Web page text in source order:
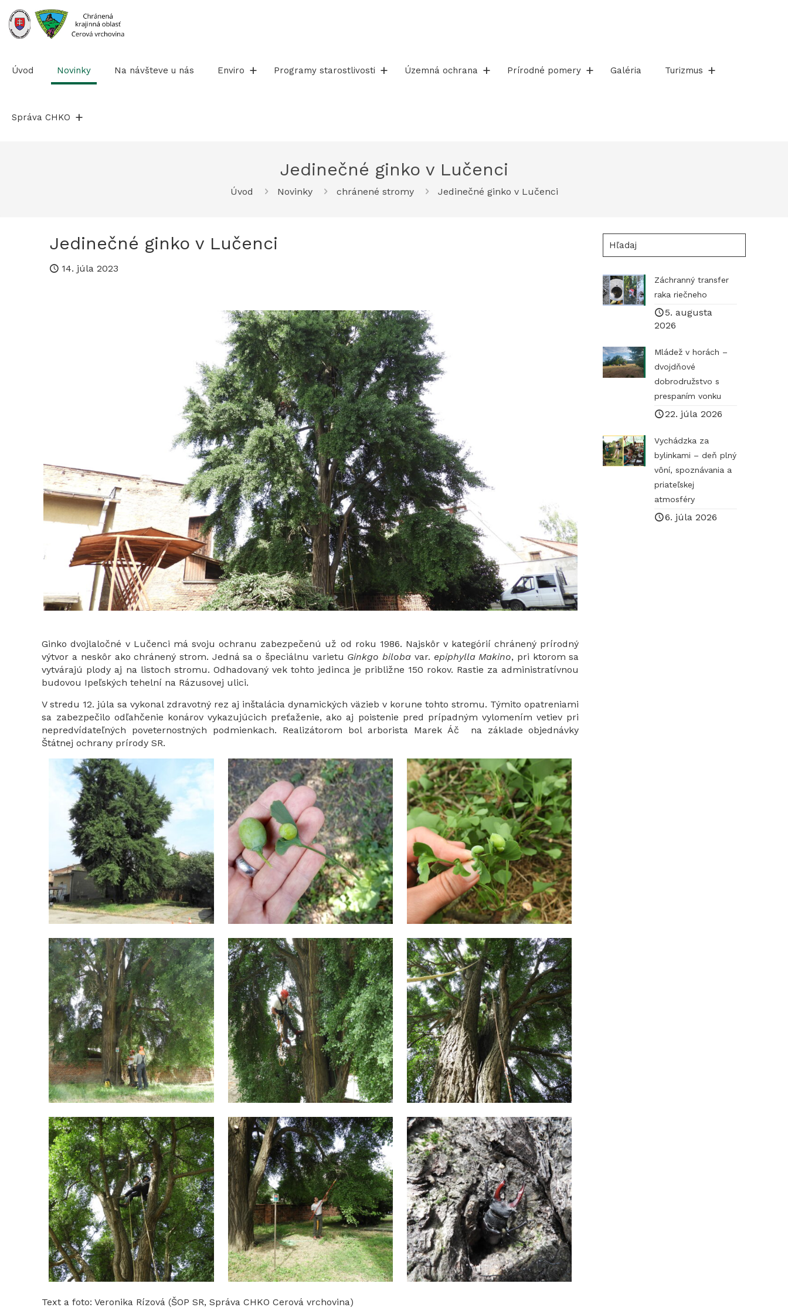
na
obsah
Úvod Novinky Na návšteve u nás Enviro Programy starostlivosti Územná ochrana Prírodné pomery Galéria Turizmus
Správa CHKO
Jedinečné ginko v Lučenci
Úvod Novinky chránené stromy Jedinečné ginko v Lučenci
Jedinečné ginko v Lučenci
14. júla 2023
Ginko dvojlaločné v Lučenci má svoju ochranu zabezpečenú už od roku 1986. Najskôr v kategórií chránený prírodný
výtvor a neskôr ako chránený strom. Jedná sa o špeciálnu varietu Ginkgo biloba var. epiphylla Makino, pri ktorom sa
vytvárajú plody aj na listoch stromu. Odhadovaný vek tohto jedinca je približne 150 rokov. Rastie za administratívnou
budovou Ipeľských tehelní na Rázusovej ulici.
V stredu 12. júla sa vykonal zdravotný rez aj inštalácia dynamických väzieb v korune tohto stromu. Týmito opatreniami
sa zabezpečilo odľahčenie konárov vykazujúcich preťaženie, ako aj poistenie pred prípadným vylomením vetiev pri
nepredvídateľných poveternostných podmienkach. Realizátorom bol arborista Marek Áč na základe objednávky
Štátnej ochrany prírody SR.
Text a foto: Veronika Rízová (ŠOP SR, Správa CHKO Cerová vrchovina)
Hľadaj
Záchranný transfer
raka riečneho
5. augusta
2026
Mládež v horách –
dvojdňové
dobrodružstvo s
prespaním vonku
22. júla 2026
Vychádzka za
bylinkami – deň plný
vôní, spoznávania a
priateľskej
atmosféry
6. júla 2026